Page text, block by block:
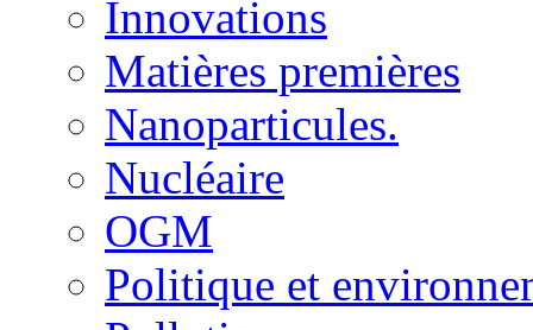
Innovations
Matières premières
Nanoparticules.
Nucléaire
OGM
Politique et